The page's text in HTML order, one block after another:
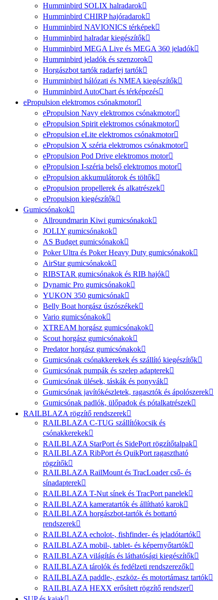
Humminbird SOLIX halradarok
Humminbird CHIRP hajóradarok
Humminbird NAVIONICS térképek
Humminbird halradar kiegészítők
Humminbird MEGA Live és MEGA 360 jeladók
Humminbird jeladók és szenzorok
Horgászbot tartók radarfej tartók
Humminbird hálózati és NMEA kiegészítők
Humminbird AutoChart és térképezés
ePropulsion elektromos csónakmotor
ePropulsion Navy elektromos csónakmotor
ePropulsion Spirit elektromos csónakmotor
ePropulsion eLite elektromos csónakmotor
ePropulsion X széria elektromos csónakmotor
ePropulsion Pod Drive elektromos motor
ePropulsion I-széria belső elektromos motor
ePropulsion akkumulátorok és töltők
ePropulsion propellerek és alkatrészek
ePropulsion kiegészítők
Gumicsónakok
Allroundmarin Kiwi gumicsónakok
JOLLY gumicsónakok
AS Budget gumicsónakok
Poker Ultra és Poker Heavy Duty gumicsónakok
AirStar gumicsónakok
RIBSTAR gumicsónakok és RIB hajók
Dynamic Pro gumicsónakok
YUKON 350 gumicsónak
Belly Boat horgász úszószékek
Vario gumicsónakok
XTREAM horgász gumicsónakok
Scout horgász gumicsónakok
Predator horgász gumicsónakok
Gumicsónak csónakkerekek és szállító kiegészítők
Gumicsónak pumpák és szelep adapterek
Gumicsónak ülések, táskák és ponyvák
Gumicsónak javítókészletek, ragasztók és ápolószerek
Gumicsónak padlók, ülőpadok és pótalkatrészek
RAILBLAZA rögzítő rendszerek
RAILBLAZA C-TUG szállítókocsik és
csónakkerekek
RAILBLAZA StarPort és SidePort rögzítőtalpak
RAILBLAZA RibPort és QuikPort ragasztható
rögzítők
RAILBLAZA RailMount és TracLoader cső- és
sínadapterek
RAILBLAZA T-Nut sínek és TracPort panelek
RAILBLAZA kameratartók és állítható karok
RAILBLAZA horgászbot-tartók és bottartó
rendszerek
RAILBLAZA echolot-, fishfinder- és jeladótartók
RAILBLAZA mobil-, tablet- és képernyőtartók
RAILBLAZA világítás és láthatósági kiegészítők
RAILBLAZA tárolók és fedélzeti rendszerezők
RAILBLAZA paddle-, eszköz- és motortámasz tartók
RAILBLAZA HEXX erősített rögzítő rendszer